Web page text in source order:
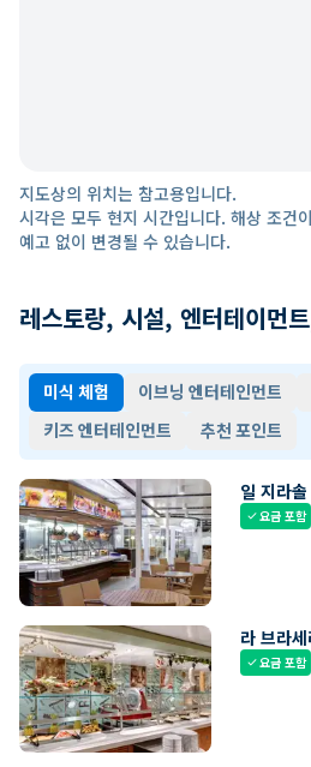
지도상의 위치는 참고용입니다.
시각은 모두 현지 시간입니다. 해상 조건
예고 없이 변경될 수 있습니다.
레스토랑, 시설, 엔터테이먼
미식 체험 이브닝 엔터테인먼트
키즈 엔터테인먼트
추천 포인트
일 지라솔
check요금 포함
라 브라세
check요금 포함